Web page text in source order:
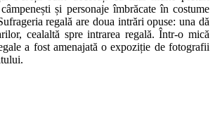
și personaje îmbrăcate în costume
regală are doua intrări opuse: una dă
cealaltă spre intrarea regală. Într-o mică
a fost amenajată o expoziție de fotografii